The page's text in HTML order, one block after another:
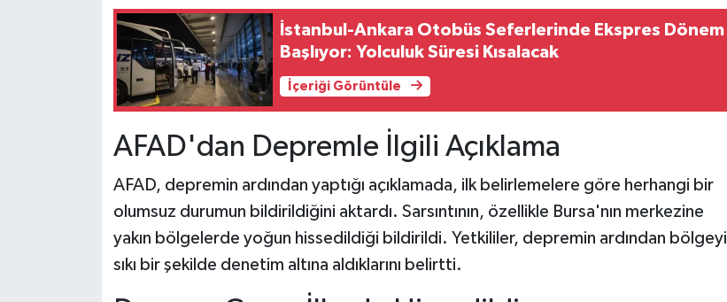
İstanbul-Ankara Otobüs Seferlerinde Ekspres Dönem
Başlıyor: Yolculuk Süresi Kısalacak
İçeriği Görüntüle
AFAD'dan Depremle İlgili Açıklama
AFAD, depremin ardından yaptığı açıklamada, ilk belirlemelere göre herhangi bir
olumsuz durumun bildirildiğini aktardı. Sarsıntının, özellikle Bursa'nın merkezine
yakın bölgelerde yoğun hissedildiği bildirildi. Yetkililer, depremin ardından bölgeyi
sıkı bir şekilde denetim altına aldıklarını belirtti.